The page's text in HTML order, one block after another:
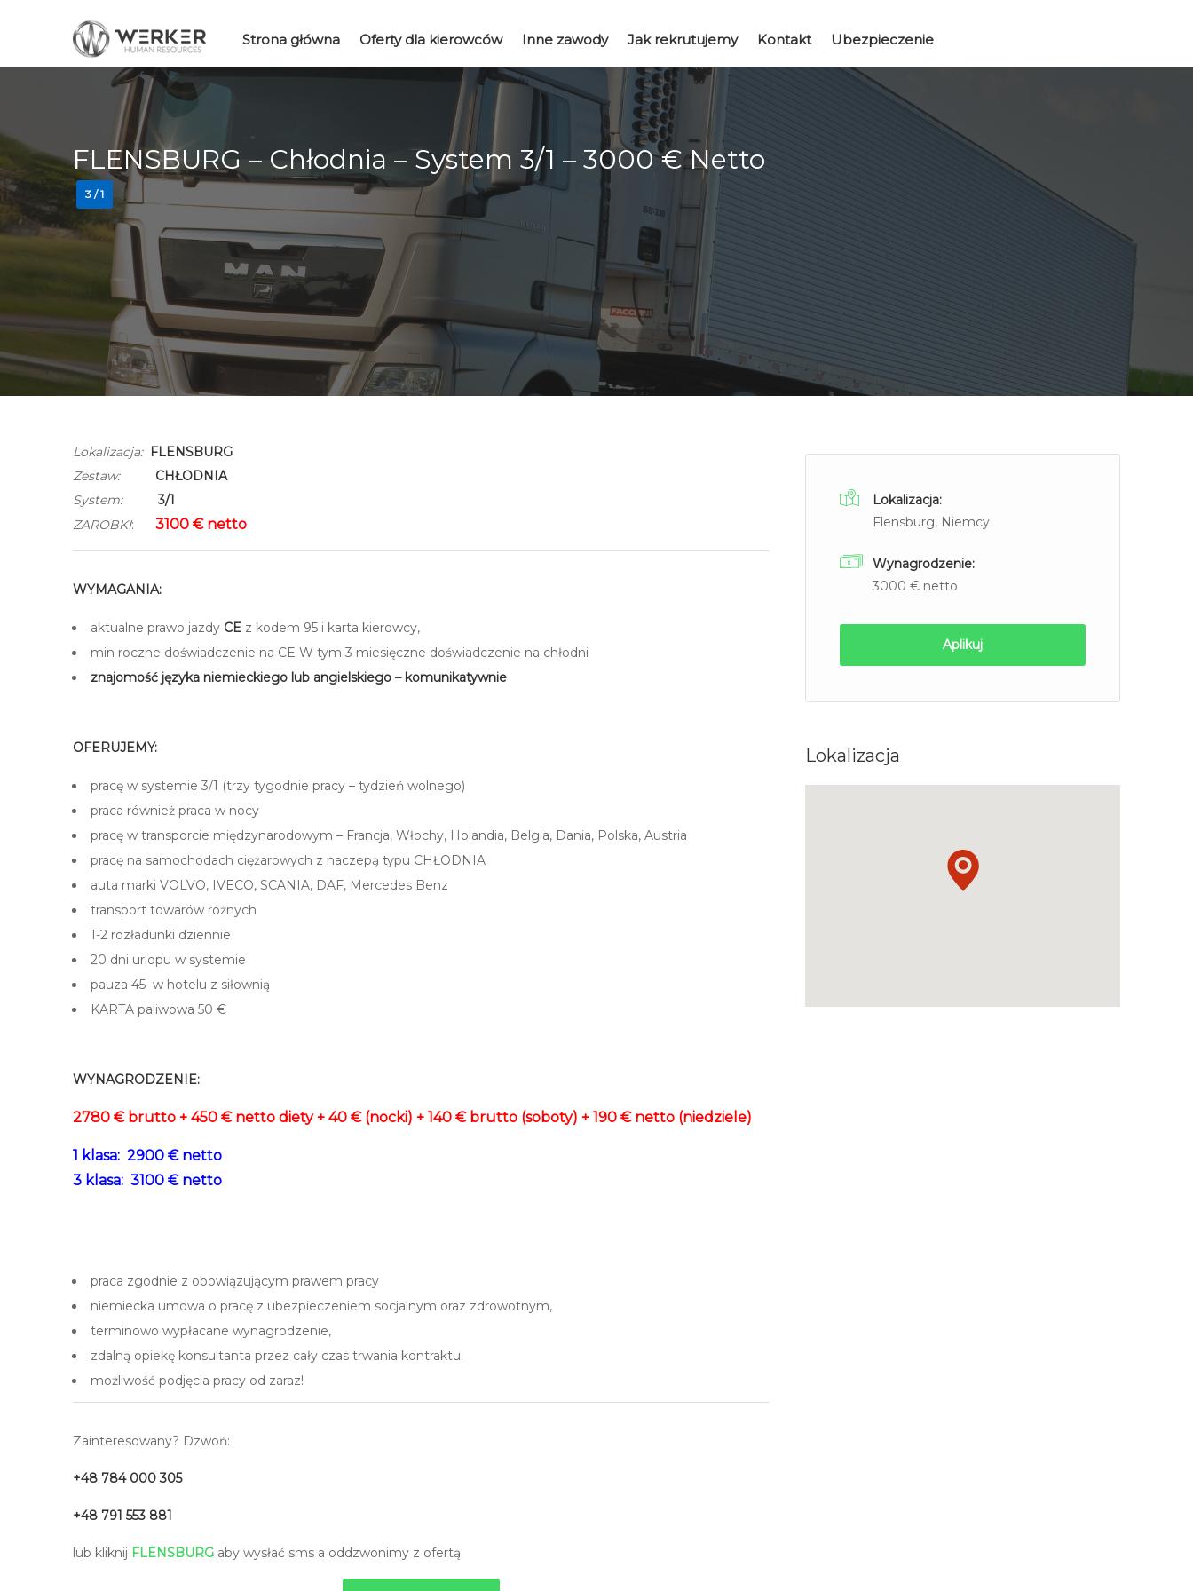
Strona główna Oferty dla kierowców Inne zawody Jak rekrutujemy Kontakt Ubezpieczenie
FLENSBURG – Chłodnia – System 3/1 – 3000 € Netto
3 / 1
Lokalizacja: FLENSBURG
Zestaw:
CHŁODNIA
System:
3/1
ZAROBKI: 3100 € netto
WYMAGANIA:
aktualne prawo jazdy CE z kodem 95 i karta kierowcy,
min roczne doświadczenie na CE W tym 3 miesięczne doświadczenie na chłodni
znajomość języka niemieckiego lub angielskiego – komunikatywnie
OFERUJEMY:
pracę w systemie 3/1 (trzy tygodnie pracy – tydzień wolnego)
praca również praca w nocy
pracę w transporcie międzynarodowym – Francja, Włochy, Holandia, Belgia, Dania, Polska, Austria
pracę na samochodach ciężarowych z naczepą typu CHŁODNIA
auta marki VOLVO, IVECO, SCANIA, DAF, Mercedes Benz
transport towarów różnych
1-2 rozładunki dziennie
20 dni urlopu w systemie
pauza 45 w hotelu z siłownią
KARTA paliwowa 50 €
WYNAGRODZENIE:
2780 € brutto + 450 € netto diety + 40 € (nocki) + 140 € brutto (soboty) + 190 € netto (niedziele)
1 klasa: 2900 € netto
3 klasa: 3100 € netto
praca zgodnie z obowiązującym prawem pracy
niemiecka umowa o pracę z ubezpieczeniem socjalnym oraz zdrowotnym,
terminowo wypłacane wynagrodzenie,
zdalną opiekę konsultanta przez cały czas trwania kontraktu.
możliwość podjęcia pracy od zaraz!
Zainteresowany? Dzwoń:
+48 784 000 305
+48 791 553 881
lub kliknij FLENSBURG aby wysłać sms a oddzwonimy z ofertą
Lokalizacja:
Flensburg, Niemcy
Wynagrodzenie:
3000 € netto
Aplikuj
Lokalizacja